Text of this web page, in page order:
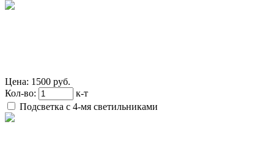
Цена: 1500 руб.
Кол-во:
к-т
Подсветка с 4-мя светильниками